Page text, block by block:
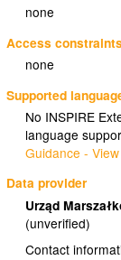
none
Access
none
Supported
No INSPIRE
language
Guidance -
Data provider
Urząd
(unverified)
Contact